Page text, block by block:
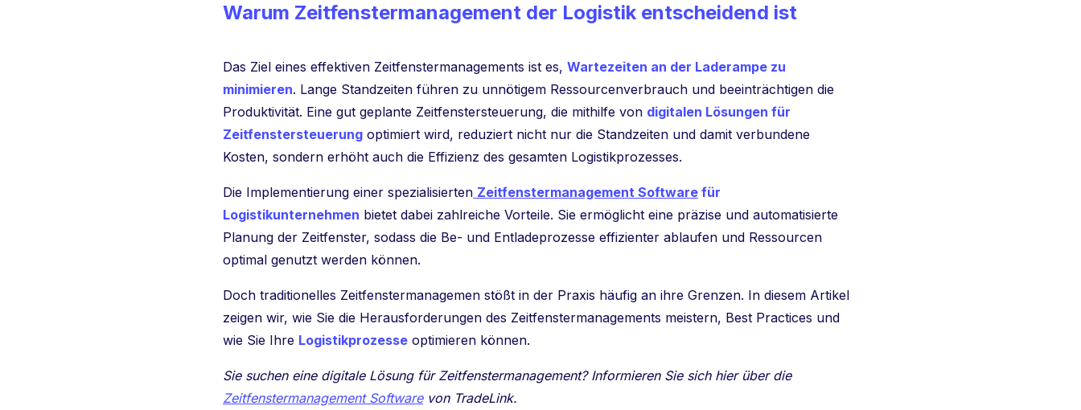
Warum Zeitfenstermanagement der Logistik entscheidend ist
Das Ziel eines effektiven Zeitfenstermanagements ist es, Wartezeiten an der Laderampe zu
minimieren. Lange Standzeiten führen zu unnötigem Ressourcenverbrauch und beeinträchtigen die
Produktivität. Eine gut geplante Zeitfenstersteuerung, die mithilfe von digitalen Lösungen für
Zeitfenstersteuerung optimiert wird, reduziert nicht nur die Standzeiten und damit verbundene
Kosten, sondern erhöht auch die Effizienz des gesamten Logistikprozesses.
Die Implementierung einer spezialisierten Zeitfenstermanagement Software für
Logistikunternehmen bietet dabei zahlreiche Vorteile. Sie ermöglicht eine präzise und automatisierte
Planung der Zeitfenster, sodass die Be- und Entladeprozesse effizienter ablaufen und Ressourcen
optimal genutzt werden können.
Doch traditionelles Zeitfenstermanagemen stößt in der Praxis häufig an ihre Grenzen. In diesem Artikel
zeigen wir, wie Sie die Herausforderungen des Zeitfenstermanagements meistern, Best Practices und
wie Sie Ihre Logistikprozesse optimieren können.
Sie suchen eine digitale Lösung für Zeitfenstermanagement? Informieren Sie sich hier über die
Zeitfenstermanagement Softwarevon TradeLink.